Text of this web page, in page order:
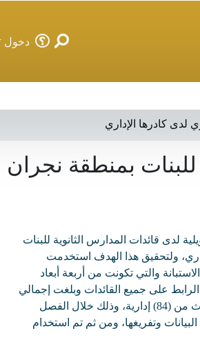
دخول
لدى كادرها الإداري
للبنات بمنطقة نجران
لدى قائدات المدارس الثانوية للبنات
ولتحقيق هذا الهدف استخدمت
والتي تكونت من أربعة أبعاد
الرابط على جميع القائدات وبلغت إجمالي
عدد الردود (22) قائدة وبنسبة (88%)، كما تكونت عينة البحث من (84) إدارية، وذلك خلال الفصل
تجميع البيانات وتفريغها، ومن ثم تم استخدام